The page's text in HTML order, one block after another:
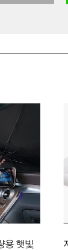
용 햇빛